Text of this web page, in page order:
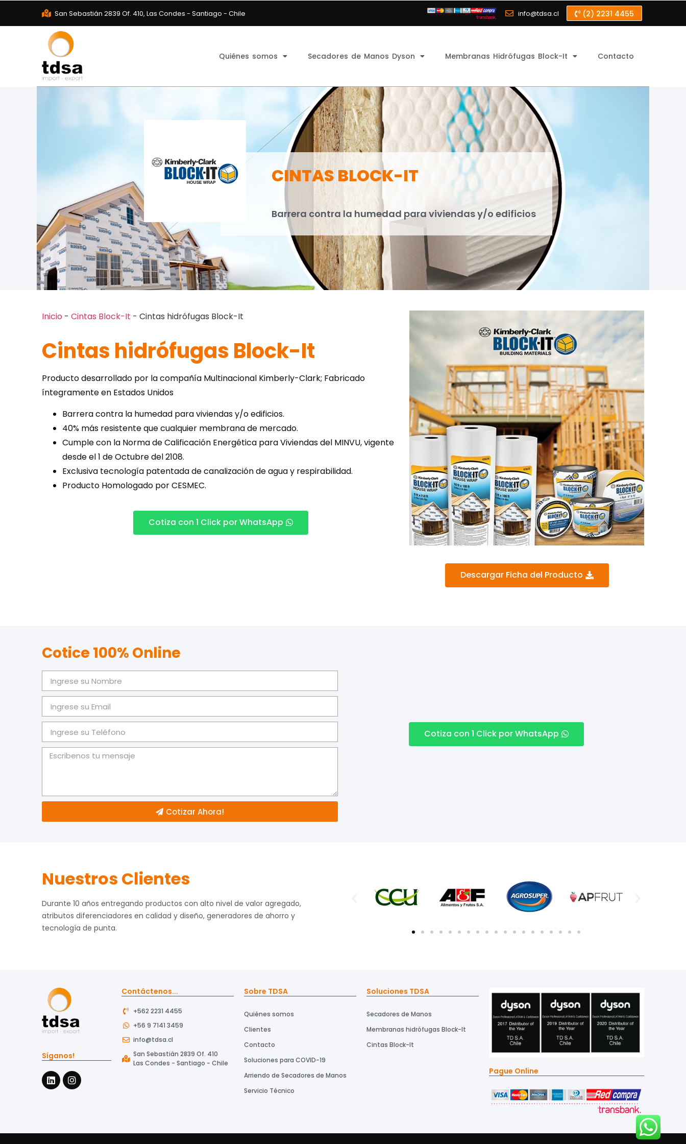
San Sebastián 2839 Of. 410, Las Condes - Santiago - Chile info@tdsa.cl (2) 2231 4455
Quiénes somos Secadores de Manos Dyson Membranas Hidrófugas Block-It Contacto
CINTAS BLOCK-IT
Barrera contra la humedad para viviendas y/o edificios
Inicio - Cintas Block-It - Cintas hidrófugas Block-It
Cintas hidrófugas Block-It
Producto desarrollado por la compañía Multinacional Kimberly-Clark; Fabricado
íntegramente en Estados Unidos
Barrera contra la humedad para viviendas y/o edificios.
40% más resistente que cualquier membrana de mercado.
Cumple con la Norma de Calificación Energética para Viviendas del MINVU, vigente
desde el 1 de Octubre del 2108.
Exclusiva tecnología patentada de canalización de agua y respirabilidad.
Producto Homologado por CESMEC.
Cotiza con 1 Click por WhatsApp
Descargar Ficha del Producto
Cotice 100% Online
Cotizar Ahora!
Cotiza con 1 Click por WhatsApp
Nuestros Clientes
Durante 10 años entregando productos con alto nivel de valor agregado,
atributos diferenciadores en calidad y diseño, generadores de ahorro y
tecnología de punta.
Síganos!
Contáctenos...
+562 2231 4455
+56 9 7141 3459
info@tdsa.cl
San Sebastián 2839 Of. 410
Las Condes - Santiago - Chile
Sobre TDSA
Quiénes somos
Clientes
Contacto
Soluciones para COVID-19
Arriendo de Secadores de Manos
Servicio Técnico
Soluciones TDSA
Secadores de Manos
Membranas hidrófugas Block-It
Cintas Block-It
Pague Online